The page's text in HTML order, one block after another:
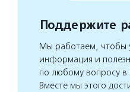
Поддержите
Мы работаем, чтобы
информация и
по любому вопросу в
Вместе мы этого